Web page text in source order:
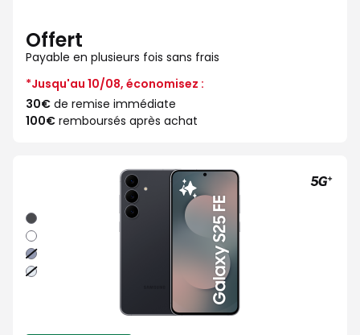
Offert
Payable en plusieurs fois sans frais
*Jusqu'au 10/08, économisez :
30€ de remise immédiate
100€ remboursés après achat
Noir
absolu
Blanc
Bleu
nuit
Bleu
clair